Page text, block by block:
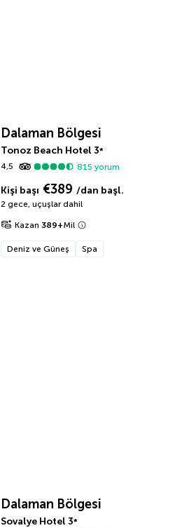
Dalaman Bölgesi
Tonoz Beach Hotel 3*
4,5
815 yorum
Kişi başı €389 /dan başl.
2 gece, uçuşlar dahil
Kazan 389+Mil
Deniz ve Güneş Spa
Dalaman Bölgesi
Sovalye Hotel 3*